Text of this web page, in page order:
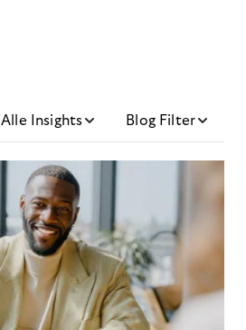
Alle Insights Blog Filter